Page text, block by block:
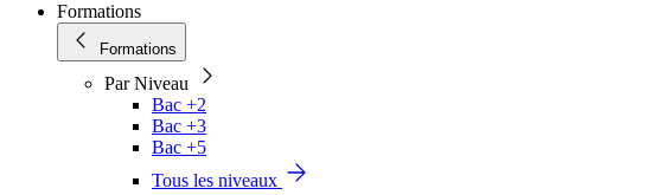
Formations
Formations
Par Niveau
Bac +2
Bac +3
Bac +5
Tous les niveaux